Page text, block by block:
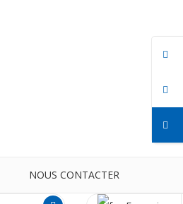
NOUS CONTACTER